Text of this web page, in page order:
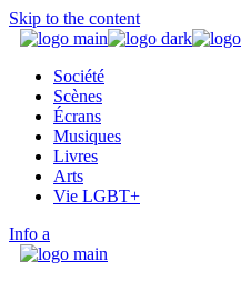
Skip to the content
Société
Scènes
Écrans
Musiques
Livres
Arts
Vie LGBT+
Info